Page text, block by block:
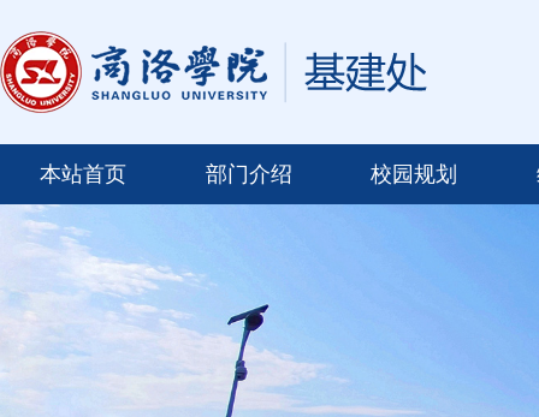
本站首页 部门介绍 校园规划